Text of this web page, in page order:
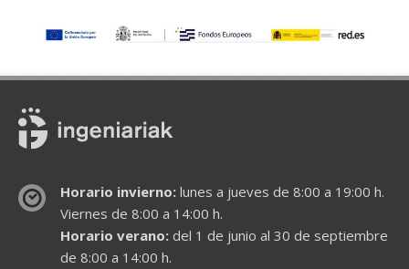
Horario invierno:lunes a jueves de 8:00 a 19:00 h.
Viernes de 8:00 a 14:00 h.
Horario verano:del 1 de junio al 30 de septiembre
de 8:00 a 14:00 h.